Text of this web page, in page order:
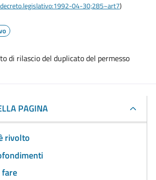
04-30;285~art7)
di rilascio del duplicato del permesso
PAGINA
rivolto
fare